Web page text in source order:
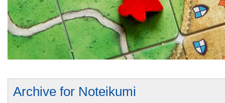
Archive for Noteikumi